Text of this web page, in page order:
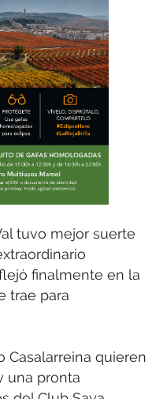
tuvo mejor suerte
finalmente en la
trae para
Casalarreina quieren
una pronta